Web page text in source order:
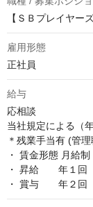
【ＳＢプレイヤー
雇用形態
正社員
給与
応相談
当社規定による（
＊残業手当有 (管
・ 賃金形態 月給制
・ 昇給       年１回
・ 賞与       年２回